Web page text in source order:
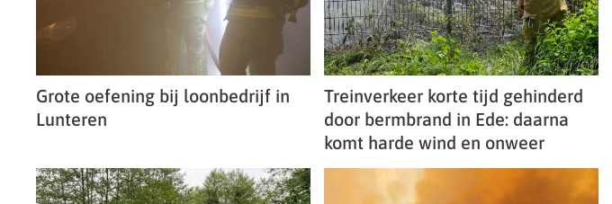
Grote oefening bij loonbedrijf in
Lunteren
Treinverkeer korte tijd gehinderd
door bermbrand in Ede: daarna
komt harde wind en onweer